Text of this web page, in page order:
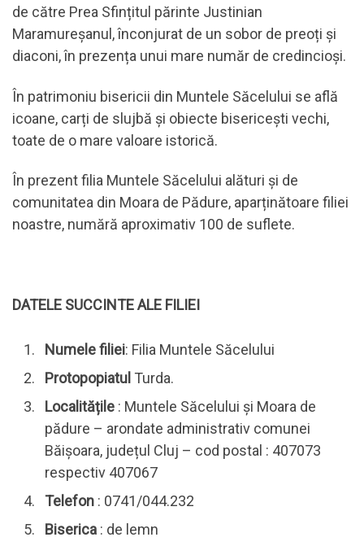
de către Prea Sfințitul părinte Justinian
Maramureșanul, înconjurat de un sobor de preoți și
diaconi, în prezența unui mare număr de credincioși.
În patrimoniu bisericii din Muntele Săcelului se află
icoane, carți de slujbă și obiecte bisericești vechi,
toate de o mare valoare istorică.
În prezent filia Muntele Săcelului alături și de
comunitatea din Moara de Pădure, aparținătoare filiei
noastre, numără aproximativ 100 de suflete.
DATELE SUCCINTE ALE FILIEI
Numele filiei: Filia Muntele Săcelului
Protopopiatul Turda.
Localitățile : Muntele Săcelului și Moara de
pădure – arondate administrativ comunei
Băișoara, județul Cluj – cod postal : 407073
respectiv 407067
Telefon : 0741/044.232
Biserica : de lemn